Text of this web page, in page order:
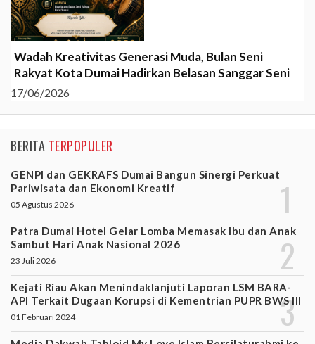
Wadah Kreativitas Generasi Muda, Bulan Seni
Rakyat Kota Dumai Hadirkan Belasan Sanggar Seni
17/06/2026
BERITA TERPOPULER
GENPI dan GEKRAFS Dumai Bangun Sinergi Perkuat
Pariwisata dan Ekonomi Kreatif
05 Agustus 2026
Patra Dumai Hotel Gelar Lomba Memasak Ibu dan Anak
Sambut Hari Anak Nasional 2026
23 Juli 2026
Kejati Riau Akan Menindaklanjuti Laporan LSM BARA-
API Terkait Dugaan Korupsi di Kementrian PUPR BWS III
01 Februari 2024